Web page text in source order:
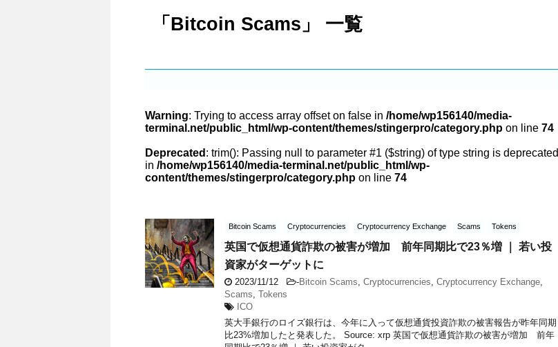
「Bitcoin Scams」 一覧
Warning: Trying to access array offset on false in /home/wp156140/media-
terminal.net/public_html/wp-content/themes/stingerpro/category.php on line 74
Deprecated : trim(): Passing null to parameter #1 ($string) of type string is deprecated
in /home/wp156140/media-terminal.net/public_html/wp-
content/themes/stingerpro/category.php on line 74
Bitcoin Scams Cryptocurrencies Cryptocurrency Exchange Scams Tokens
英国で仮想通貨詐欺の被害が増加 前年同期比で23％増 ｜ 若い投
資家がターゲットに
2023/11/12 -Bitcoin Scams, Cryptocurrencies, Cryptocurrency Exchange,
Scams, Tokens
ICO
英大手銀行のロイズ銀行は、今年に入って仮想通貨投資詐欺の被害報告が昨年同期
比23%増加したと発表した。 Source: xrp 英国で仮想通貨詐欺の被害が増加 前年